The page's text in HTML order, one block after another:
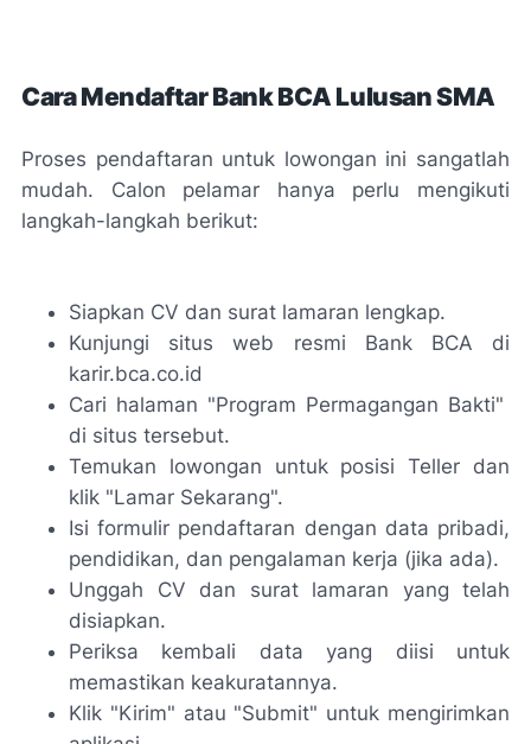
Cara Mendaftar Bank BCA Lulusan SMA
Proses pendaftaran untuk lowongan ini sangatlah
mudah. Calon pelamar hanya perlu mengikuti
langkah-langkah berikut:
Siapkan CV dan surat lamaran lengkap.
Kunjungi situs web resmi Bank BCA di
karir.bca.co.id
Cari halaman "Program Permagangan Bakti"
di situs tersebut.
Temukan lowongan untuk posisi Teller dan
klik "Lamar Sekarang".
Isi formulir pendaftaran dengan data pribadi,
pendidikan, dan pengalaman kerja (jika ada).
Unggah CV dan surat lamaran yang telah
disiapkan.
Periksa kembali data yang diisi untuk
memastikan keakuratannya.
Klik "Kirim" atau "Submit" untuk mengirimkan